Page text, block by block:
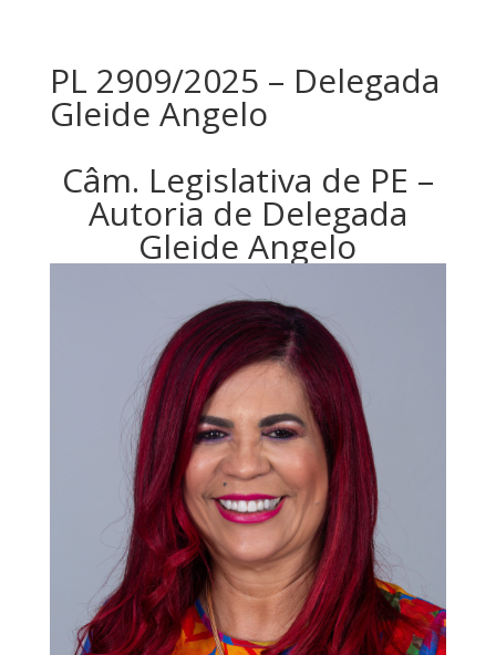
PL 2909/2025 – Delegada
Gleide Angelo
Câm. Legislativa de PE –
Autoria de Delegada
Gleide Angelo